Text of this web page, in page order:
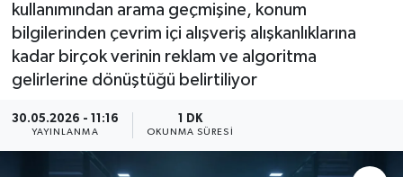
kullanımından arama geçmişine, konum
bilgilerinden çevrim içi alışveriş alışkanlıklarına
kadar birçok verinin reklam ve algoritma
gelirlerine dönüştüğü belirtiliyor
30.05.2026 - 11:16
YAYINLANMA
1 DK
OKUNMA SÜRESI